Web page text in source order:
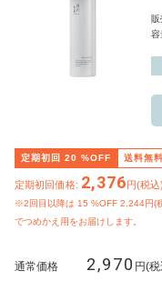
容
定期初回 20 %OFF 送料無料
定期初回価格: 2,376円(税込)
※2回目以降は 15 %OFF 2,244円(
でつめかえ用をお届けします。
通常価格 2,970 円(